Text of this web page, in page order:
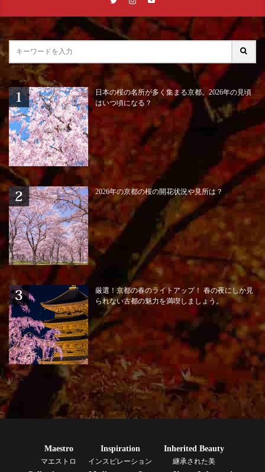
日本の桜の名所が多く集まる京都。2026年の見頃
はいつ頃になる？
2026年の京都の桜の開花状況や見所は？
厳選！京都の春のライトアップ！ 春の夜にしか見
られない古都の魅力を満喫しましょう。
Maestro
マエストロ
Inspiration
インスピレーション
Inherited Beauty
継承された美